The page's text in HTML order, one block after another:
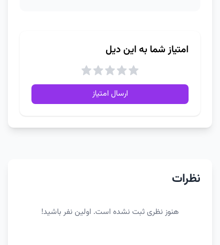
امتیاز شما به این دیل
ارسال امتیاز
نظرات
هنوز نظری ثبت نشده است. اولین نفر باشید!